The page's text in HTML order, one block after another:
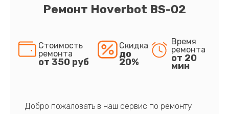
Ремонт Hoverbot BS-02
Стоимость
ремонта
от 350 руб
Скидка
до
20%
Время
ремонта
от 20
мин
Добро пожаловать в наш сервис по ремонту